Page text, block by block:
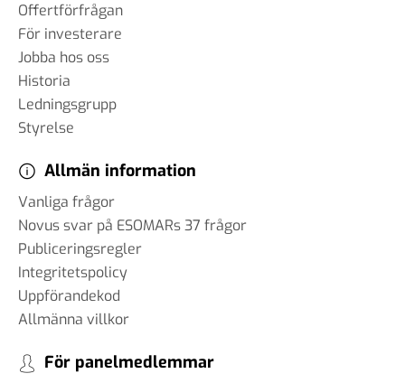
Offertförfrågan
För investerare
Jobba hos oss
Historia
Ledningsgrupp
Styrelse
Allmän information
Vanliga frågor
Novus svar på ESOMARs 37 frågor
Publiceringsregler
Integritetspolicy
Uppförandekod
Allmänna villkor
För panelmedlemmar